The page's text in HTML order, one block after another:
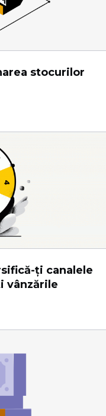
stocurilor
ți canalele
vânzările